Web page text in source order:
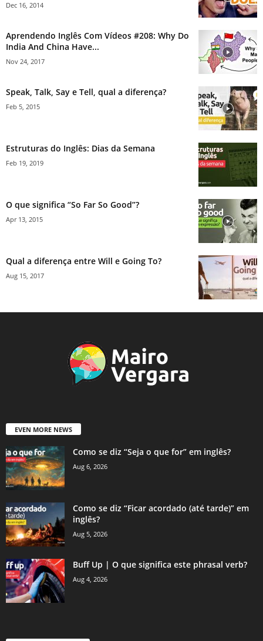
Dec 16, 2014
Aprendendo Inglês Com Vídeos #208: Why Do
India And China Have...
Nov 24, 2017
Speak, Talk, Say e Tell, qual a diferença?
Feb 5, 2015
Estruturas do Inglês: Dias da Semana
Feb 19, 2019
O que significa “So Far So Good”?
Apr 13, 2015
Qual a diferença entre Will e Going To?
Aug 15, 2017
EVEN MORE NEWS
Como se diz “Seja o que for” em inglês?
Aug 6, 2026
Como se diz “Ficar acordado (até tarde)” em
inglês?
Aug 5, 2026
Buff Up | O que significa este phrasal verb?
Aug 4, 2026